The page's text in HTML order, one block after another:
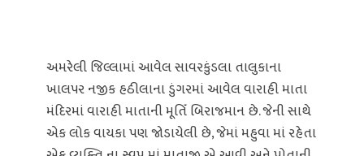
અમરેલી જિલ્‍લામાં આવેલ સાવરકુંડલા તાલુકાના
ખાલ૫ર નજીક હઠીલાના ડુંગરમાં આવેલ વારાહી માતા
મંદિરમાં વારાહી માતાની મૂતિઁ બિરાજમાન છે. જેની સાથે
એક લોક વાયકા પણ જોડાયેલી છે, જેમાં મહુવા માં રહેતા